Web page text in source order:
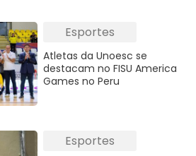
Esportes
Atletas da Unoesc se
destacam no FISU America
Games no Peru
Esportes